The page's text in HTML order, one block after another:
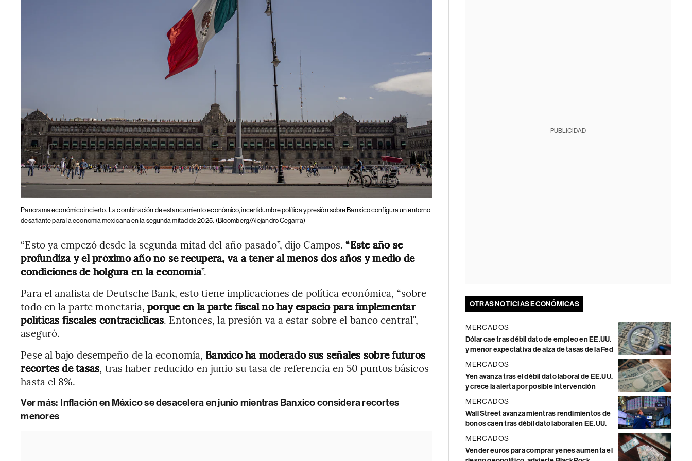
Panorama económico incierto.
La combinación de estancamiento económico, incertidumbre política y presión sobre Banxico configura un entorno
desafiante para la economía mexicana en la segunda mitad de 2025. (Bloomberg/Alejandro Cegarra)
“Esto ya empezó desde la segunda mitad del año pasado”, dijo Campos. “Este año se
profundiza y el próximo año no se recupera, va a tener al menos dos años y medio de
condiciones de holgura en la economía”.
Para el analista de Deutsche Bank, esto tiene implicaciones de política económica, “sobre
todo en la parte monetaria,porque en la parte fiscal no hay espacio para implementar
políticas fiscales contracíclicas. Entonces, la presión va a estar sobre el banco central",
aseguró.
Pese al bajo desempeño de la economía, Banxico ha moderado sus señales sobre futuros
recortes de tasas, tras haber reducido en junio su tasa de referencia en 50 puntos básicos
hasta el 8%.
Ver más: Inflación en México se desacelera en junio mientras Banxico considera recortes
menores
PUBLICIDAD
OTRAS NOTICIAS ECONÓMICAS
MERCADOS
Dólar cae tras débil dato de empleo en EE.UU.
y menor expectativa de alza de tasas de la Fed
MERCADOS
Yen avanza tras el débil dato laboral de EE.UU.
y crece la alerta por posible intervención
MERCADOS
Wall Street avanza mientras rendimientos de
bonos caen tras débil dato laboral en EE.UU.
MERCADOS
Vender euros para comprar yenes aumenta el